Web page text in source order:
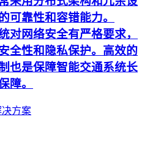
可靠性和容错能力。
对网络安全有严格要求，
全性和隐私保护。高效的
也是保障智能交通系统长
障。
方案